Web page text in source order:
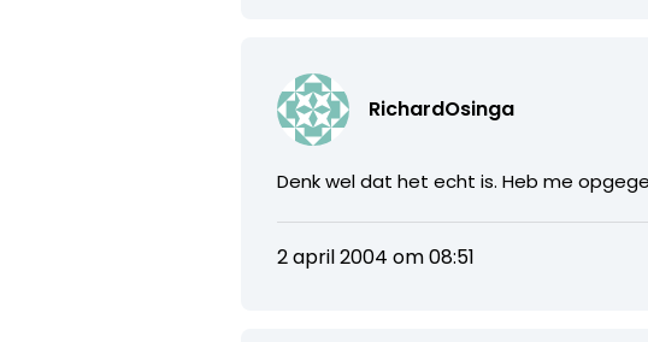
RichardOsinga
Denk wel dat het echt is. Heb me
2 april 2004 om 08:51